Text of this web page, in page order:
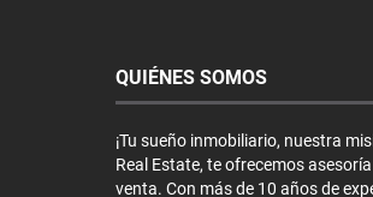
QUIÉNES SOMOS
¡Tu sueño inmobiliario, nuestra
Real Estate, te ofrecemos
venta. Con más de 10 años de